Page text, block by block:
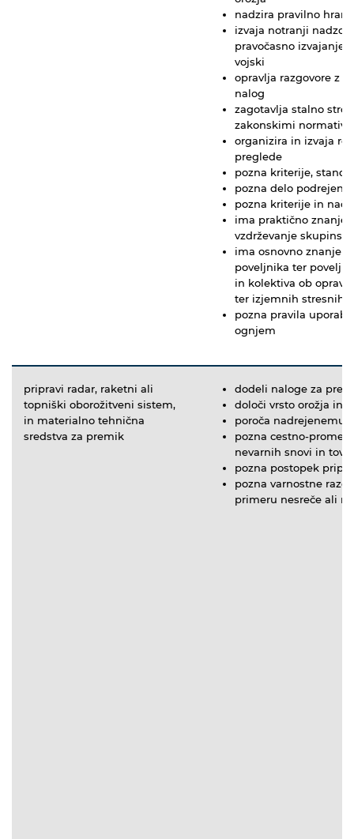
nadzira pravilno
izvaja notranji nadzor
pravočasno izvajanje
vojski
opravlja razgovore z
nalog
zagotavlja stalno
zakonskimi normativi
organizira in izvaja
preglede
pozna kriterije,
pozna delo podrejenih
pozna kriterije in
ima praktično znanje,
vzdrževanje
ima osnovno znanje
poveljnika ter
in kolektiva ob
ter izjemnih stresnih
pozna pravila
ognjem
pripravi radar, raketni ali
topniški oborožitveni sistem,
in materialno tehnična
sredstva za premik
dodeli naloge za
določi vrsto orožja in
poroča nadrejenemu
pozna cestno-
nevarnih snovi in
pozna postopek
pozna varnostne
primeru nesreče ali